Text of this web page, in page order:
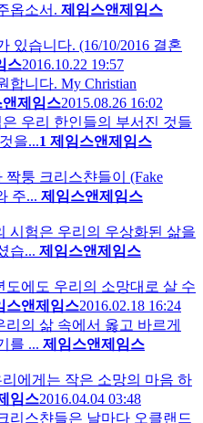
옵소서. 제임스앤제임스
있습니다. (16/10/2016 결혼
스2016.10.22 19:57
합니다. My Christian
제임스2015.08.26 16:02
우리 한인들의 부서진 것들
을...1 제임스앤제임스
퉁 크리스챤들이 (Fake
주... 제임스앤제임스
시험은 우리의 우상화된 삶을
습... 제임스앤제임스
도에도 우리의 소망대로 살 수
스앤제임스2016.02.18 16:24
의 삶 속에서 옳고 바르게
를 ... 제임스앤제임스
에게는 작은 소망의 마음 하
임스2016.04.04 03:48
리스챤들은 날마다 오클랜드